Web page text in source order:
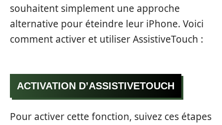
souhaitent simplement une approche
alternative pour éteindre leur iPhone. Voici
comment activer et utiliser AssistiveTouch :
ACTIVATION D’ASSISTIVETOUCH
Pour activer cette fonction, suivez ces étapes